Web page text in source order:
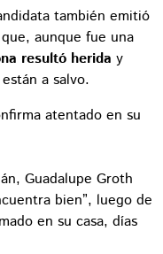
también emitió
aunque fue una
resultó herida y
a salvo.
atentado en su
Guadalupe Groth
bien”, luego de
en su casa, días